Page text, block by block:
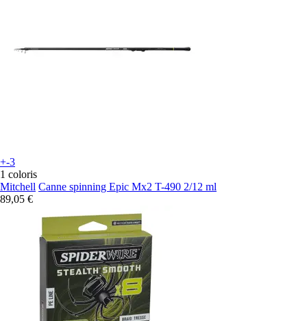
+-3
1 coloris
Mitchell Canne spinning Epic Mx2 T-490 2/12 ml
89,05 €